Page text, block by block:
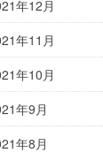
年12月
年11月
年10月
年9月
年8月